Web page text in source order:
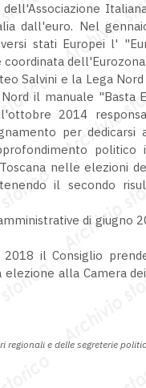
dall'euro. Nel
stati Europei l'
coordinata dell'Eurozona.
Salvini e la Lega
il manuale "Basta
2014
per
nelle elezioni
il secondo
di giugno
il Consiglio
alla Camera
regionali e delle segreterie